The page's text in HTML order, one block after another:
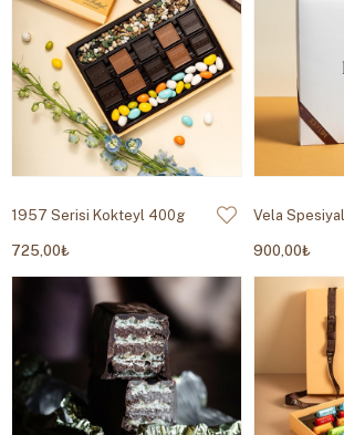
1957 Serisi Kokteyl 400g
725,00₺ 900,00₺